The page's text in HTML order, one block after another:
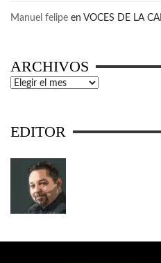
Manuel felipe en VOCES DE LA
ARCHIVOS
Archivos
EDITOR